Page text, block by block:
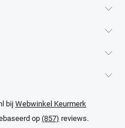
bij Webwinkel Keurmerk
op (857) reviews.